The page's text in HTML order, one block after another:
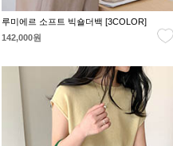
루미에르 소프트 빅숄더백 [3COLOR]
142,000원